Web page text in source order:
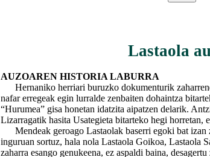
Lastaola
AUZOAREN HISTORIA LABURRA
Hernaniko herriari buruzko dokumenturik
nafar erregeak egin lurralde zenbaiten dohaintza
“Hurumea” gisa honetan idatzita aipatzen delarik.
Lizarragatik hasita Usategieta bitarteko hegi horretan,
Mendeak geroago Lastaolak baserri egoki bat izan
inguruan sortuz, hala nola Lastaola Goikoa, Lastaola
zaharra esango genukeena, ez aspaldi baina,